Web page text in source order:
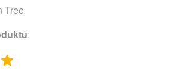
Tree
: